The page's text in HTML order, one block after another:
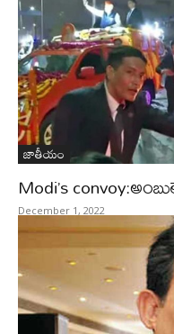
జాతీయం
Modi’s
December 1, 2022